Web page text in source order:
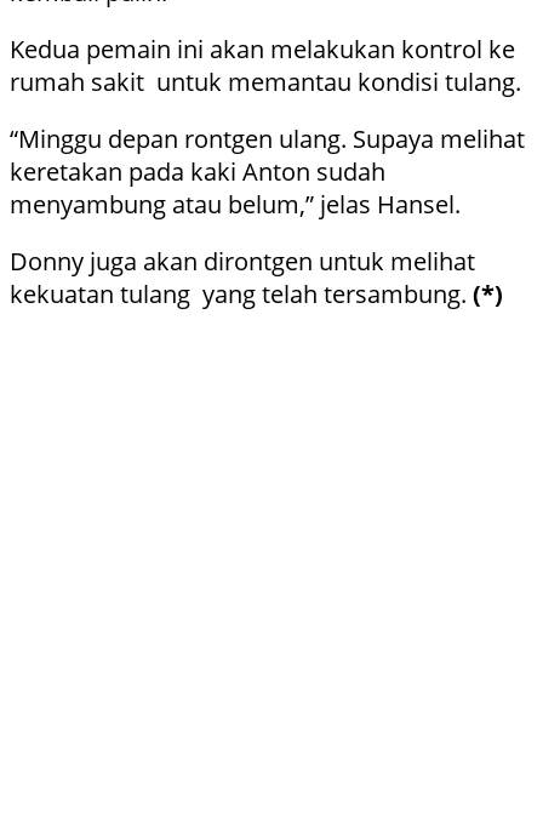
Kedua pemain ini akan melakukan kontrol ke
rumah sakit untuk memantau kondisi tulang.
“Minggu depan rontgen ulang. Supaya melihat
keretakan pada kaki Anton sudah
menyambung atau belum,” jelas Hansel.
Donny juga akan dirontgen untuk melihat
kekuatan tulang yang telah tersambung. (*)